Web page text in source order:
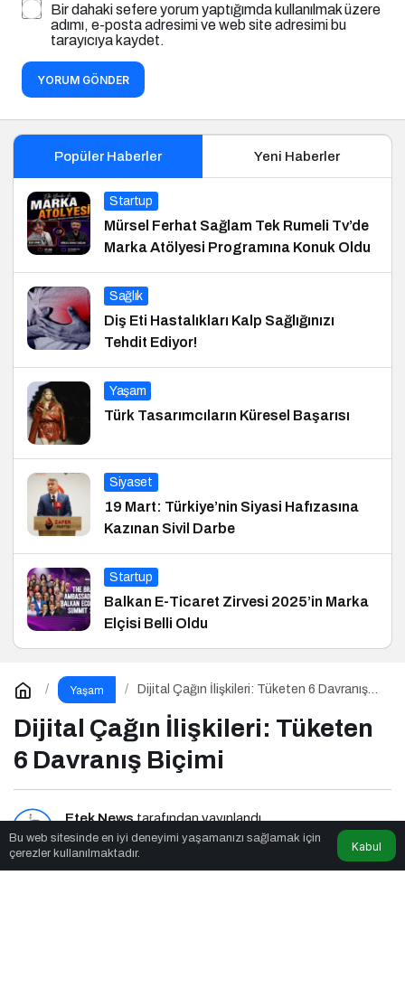
Bir dahaki sefere yorum yaptığımda kullanılmak üzere
adımı, e-posta adresimi ve web site adresimi bu
tarayıcıya kaydet.
YORUM GÖNDER
Popüler Haberler Yeni Haberler
Startup
Mürsel Ferhat Sağlam Tek Rumeli Tv’de
Marka Atölyesi Programına Konuk Oldu
Sağlık
Diş Eti Hastalıkları Kalp Sağlığınızı
Tehdit Ediyor!
Yaşam
Türk Tasarımcıların Küresel Başarısı
Siyaset
19 Mart: Türkiye’nin Siyasi Hafızasına
Kazınan Sivil Darbe
Startup
Balkan E-Ticaret Zirvesi 2025’in Marka
Elçisi Belli Oldu
Yaşam
Dijital Çağın İlişkileri: Tüketen 6 Davranış
Dijital Çağın İlişkileri: Tüketen
6 Davranış Biçimi
Etek Newstarafından yayınlandı
3dk, 21sn
Bu web sitesinde en iyi deneyimi yaşamanızı sağlamak için
çerezler kullanılmaktadır.
Kabul